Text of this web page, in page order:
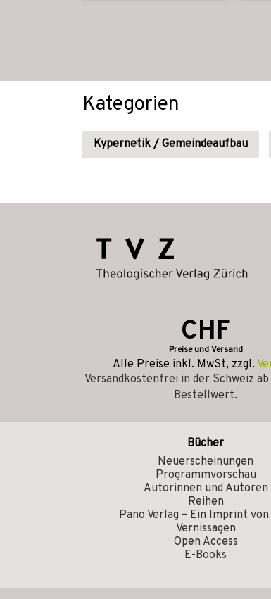
Kategorien
Kypernetik / Gemeindeaufbau
CHF
Preise und Versand
Alle Preise inkl. MwSt, zzgl.
Versandkostenfrei in der Schweiz
Bestellwert.
Bücher
Neuerscheinungen
Programmvorschau
Autorinnen und Autoren
Reihen
Pano Verlag – Ein Imprint von
Vernissagen
Open Access
E-Books